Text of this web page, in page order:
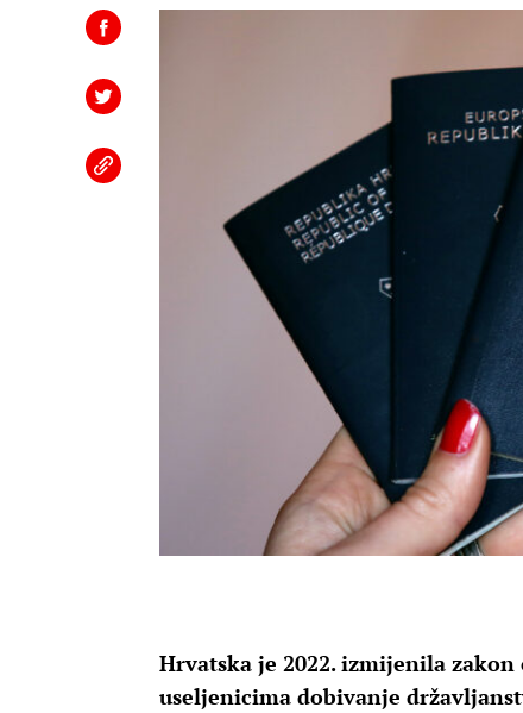
Hrvatska je 2022. izmijenila
useljenicima dobivanje